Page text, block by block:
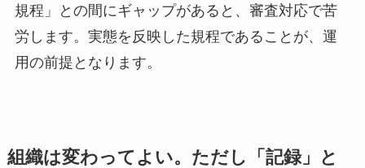
規程」との間にギャップがあると、審査対応で苦
労します。実態を反映した規程であることが、運
用の前提となります。
組織は変わってよい。ただし「記録」と